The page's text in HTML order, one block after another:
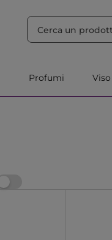
Profumi Viso